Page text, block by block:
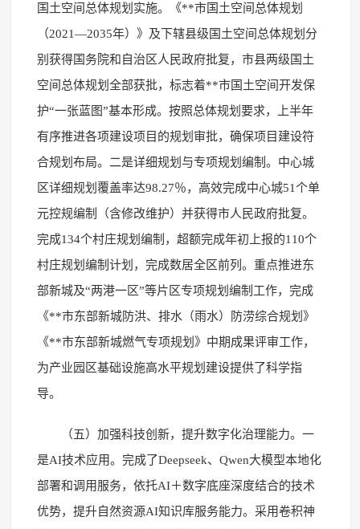
国土空间总体规划实施。《**市国土空间总体规划
（2021—2035年）》及下辖县级国土空间总体规划分
别获得国务院和自治区人民政府批复，市县两级国土
空间总体规划全部获批，标志着**市国土空间开发保
护“一张蓝图”基本形成。按照总体规划要求，上半年
有序推进各项建设项目的规划审批，确保项目建设符
合规划布局。二是详细规划与专项规划编制。中心城
区详细规划覆盖率达98.27％，高效完成中心城51个单
元控规编制（含修改维护）并获得市人民政府批复。
完成134个村庄规划编制，超额完成年初上报的110个
村庄规划编制计划，完成数居全区前列。重点推进东
部新城及“两港一区”等片区专项规划编制工作，完成
《**市东部新城防洪、排水（雨水）防涝综合规划》
《**市东部新城燃气专项规划》中期成果评审工作，
为产业园区基础设施高水平规划建设提供了科学指
导。
（五）加强科技创新，提升数字化治理能力。一
是AI技术应用。完成了Deepseek、Qwen大模型本地化
部署和调用服务，依托AI＋数字底座深度结合的技术
优势，提升自然资源AI知识库服务能力。采用卷积神